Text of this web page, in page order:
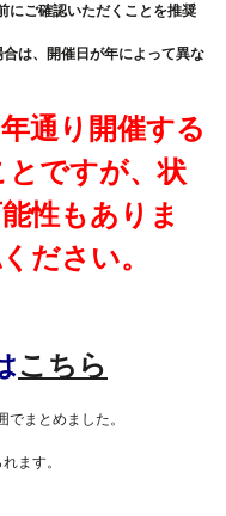
にご確認いただくことを推奨
は、開催日が年によって異な
通り開催する
とですが、状
性もありま
ださい。
こちら
まとめました。
ます。